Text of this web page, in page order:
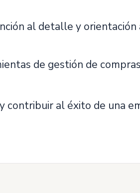
al detalle y
de gestión de
contribuir al éxito de una